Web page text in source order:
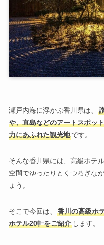
瀬戸内海に浮かぶ香川県は、
や、直島などのアートスポッ
力にあふれた観光地です。
そんな香川県には、高級ホテ
空間でゆったりとくつろぎな
ょう。
そこで今回は、
香川の高級ホ
ホテル20軒をご紹介します。